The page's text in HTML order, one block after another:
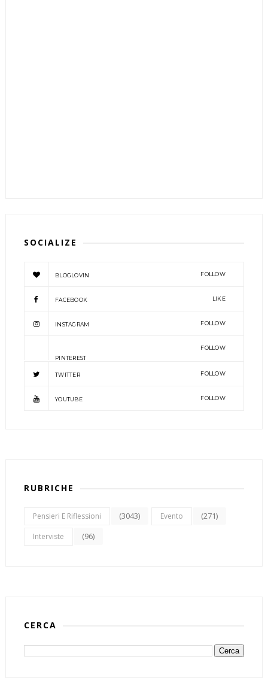
SOCIALIZE
BLOGLOVIN FOLLOW
FACEBOOK LIKE
INSTAGRAM FOLLOW
PINTEREST
FOLLOW
TWITTER FOLLOW
YOUTUBE FOLLOW
RUBRICHE
Pensieri E Riflessioni (3043) Evento (271)
Interviste (96)
CERCA